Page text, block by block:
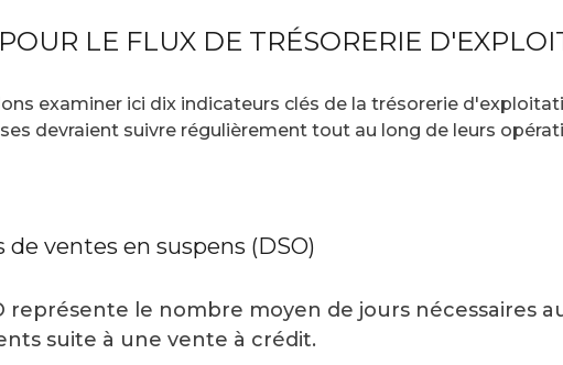
LE FLUX DE TRÉSORERIE
examiner ici dix indicateurs clés de la trésorerie
devraient suivre régulièrement tout au long de leurs
de ventes en suspens (DSO)
représente le nombre moyen de jours nécessaires
suite à une vente à crédit.